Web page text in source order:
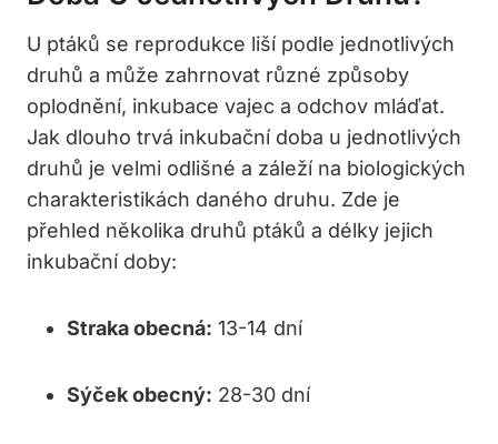
U ptáků se reprodukce liší podle jednotlivých
druhů a může zahrnovat různé způsoby
oplodnění, inkubace vajec a odchov mláďat.
Jak dlouho trvá inkubační doba u jednotlivých
druhů je velmi odlišné a záleží na biologických
charakteristikách daného druhu. Zde je
přehled několika druhů ptáků a délky jejich
inkubační doby:
Straka obecná: 13-14 dní
Sýček obecný: 28-30 dní